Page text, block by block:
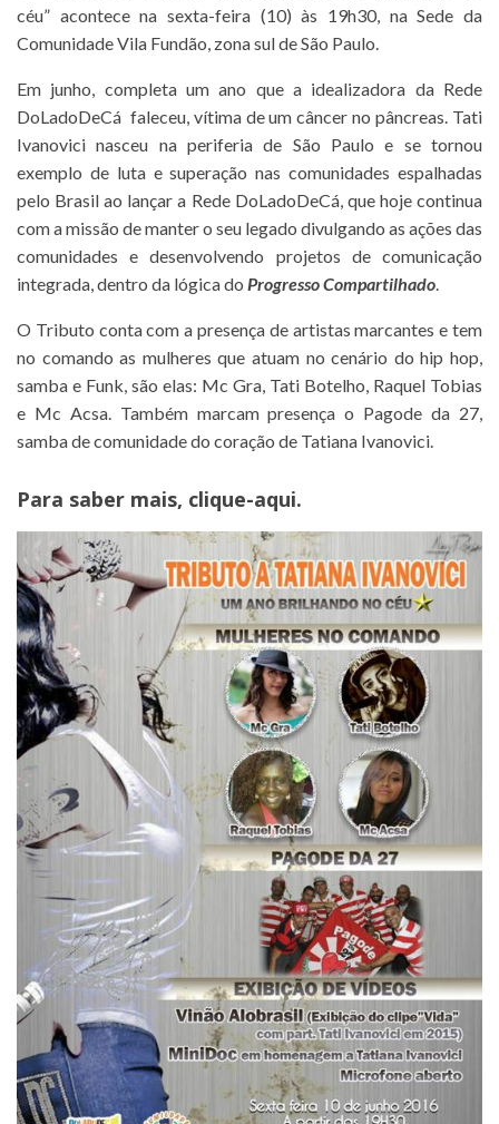
céu” acontece na sexta-feira (10) às 19h30, na Sede da
Comunidade Vila Fundão, zona sul de São Paulo.
Em junho, completa um ano que a idealizadora da Rede
DoLadoDeCá faleceu, vítima de um câncer no pâncreas. Tati
Ivanovici nasceu na periferia de São Paulo e se tornou
exemplo de luta e superação nas comunidades espalhadas
pelo Brasil ao lançar a Rede DoLadoDeCá, que hoje continua
com a missão de manter o seu legado divulgando as ações das
comunidades e desenvolvendo projetos de comunicação
integrada, dentro da lógica do Progresso Compartilhado.
O Tributo conta com a presença de artistas marcantes e tem
no comando as mulheres que atuam no cenário do hip hop,
samba e Funk, são elas: Mc Gra, Tati Botelho, Raquel Tobias
e Mc Acsa. Também marcam presença o Pagode da 27,
samba de comunidade do coração de Tatiana Ivanovici.
Para saber mais, clique-aqui.